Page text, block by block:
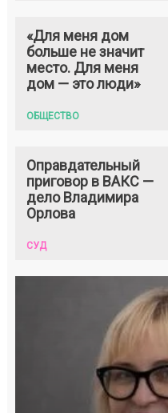
«Для меня дом
больше не значит
место. Для меня
дом — это люди»
ОБЩЕСТВО
Оправдательный
приговор в ВАКС —
дело Владимира
Орлова
СУД